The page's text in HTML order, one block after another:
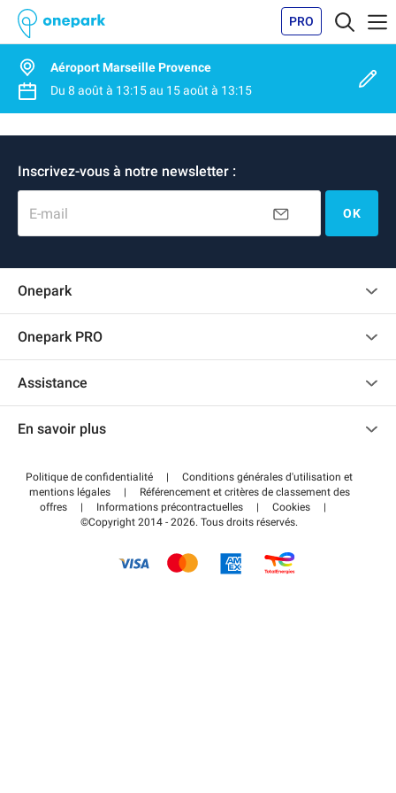
PRO
Aéroport Marseille Provence
Du 8 août à 13:15au 15 août à 13:15
Inscrivez-vous à notre newsletter :
E-mail OK
Onepark
Recrutement
Onepark PRO
Accéder à mon espace partenaire
Assistance
Centre d'aide
Régler votre stationnement FLOW
En savoir plus
Wiki
Guide du stationnement
Politique de confidentialité |
Conditions générales d'utilisation et
mentions légales
|
Référencement et critères de classement des
offres
| Informations précontractuelles | Cookies
|
©Copyright 2014 - 2026. Tous droits réservés.